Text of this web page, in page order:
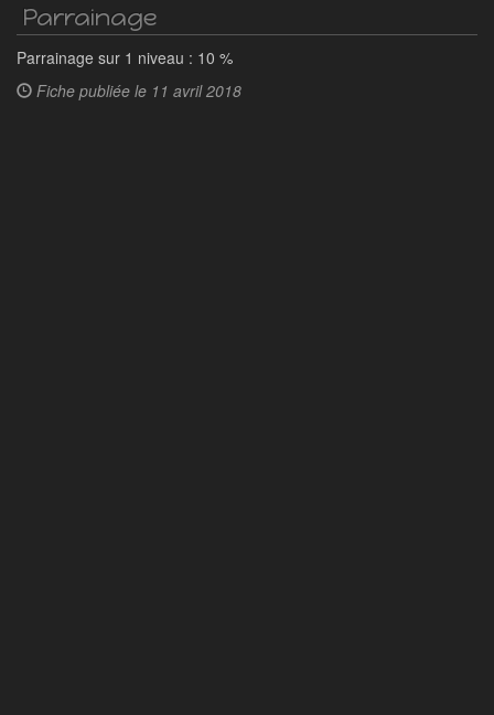
Parrainage
Parrainage sur 1 niveau : 10 %
Fiche publiée le 11 avril 2018